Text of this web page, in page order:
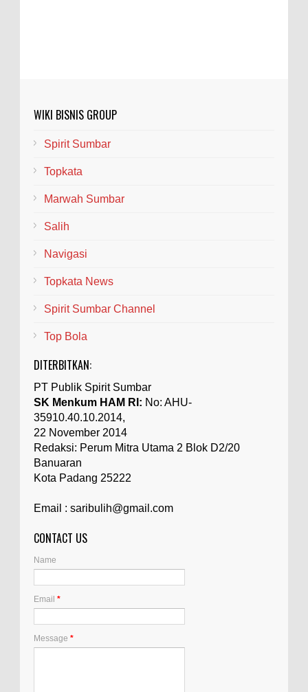
WIKI BISNIS GROUP
Spirit Sumbar
Topkata
Marwah Sumbar
Salih
Navigasi
Topkata News
Spirit Sumbar Channel
Top Bola
DITERBITKAN:
PT Publik Spirit Sumbar
SK Menkum HAM RI: No: AHU-
35910.40.10.2014,
22 November 2014
Redaksi: Perum Mitra Utama 2 Blok D2/20
Banuaran
Kota Padang 25222
Email : saribulih@gmail.com
CONTACT US
Name
Email *
Message *